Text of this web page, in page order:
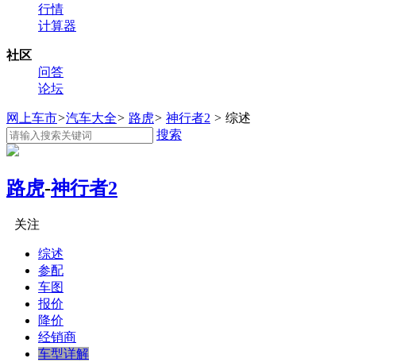
行情
计算器
社区
问答
论坛
网上车市>汽车大全> 路虎> 神行者2 > 综述
搜索
路虎-神行者2
关注
综述
参配
车图
报价
降价
经销商
车型详解